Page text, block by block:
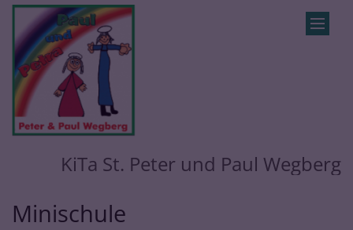
Zum Inhalt springen
KiTa St. Peter und Paul Wegberg
Minischule